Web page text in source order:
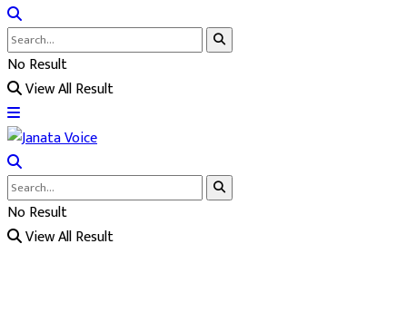
No Result
View All Result
No Result
View All Result